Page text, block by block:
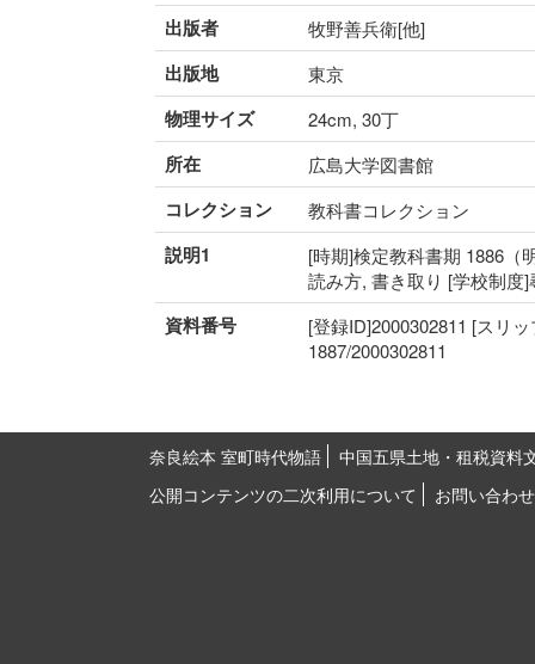
出版者 牧野善兵衛[他]
出版地 東京
物理サイズ 24cm, 30丁
所在 広島大学図書館
コレクション 教科書コレクション
説明1
[時期]検定教科書期 1886（
読み方, 書き取り [学校制度
資料番号
[登録ID]2000302811 [スリ
1887/2000302811
奈良絵本 室町時代物語
中国五県土地・租税資料
公開コンテンツの二次利用について
お問い合わせ